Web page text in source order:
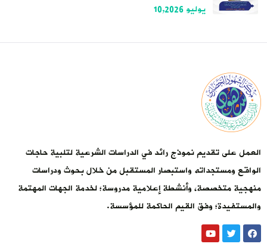
يوليو 10,2026
العمل على تقديم نموذج رائد في الدراسات الشرعية لتلبية حاجات
الواقع ومستجداته واستبصار المستقبل من خلال بحوث ودراسات
منهجية متخصصة، وأنشطة إعلامية مدروسة؛ لخدمة الجهات المهتمة
والمستفيدة؛ وفق القيم الحاكمة للمؤسسة.